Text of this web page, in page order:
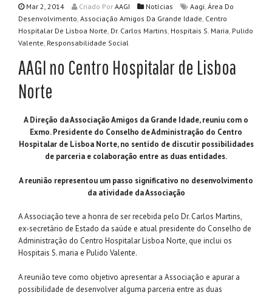
Mar 2, 2014 Criado Por AAGI Notícias Aagi, Área Do
Desenvolvimento, Associação Amigos Da Grande Idade, Centro
Hospitalar De Lisboa Norte, Dr. Carlos Martins, Hospitais S. Maria, Pulido
Valente, Responsabilidade Social
AAGI no Centro Hospitalar de Lisboa
Norte
A Direção da Associação Amigos da Grande Idade, reuniu com o
Exmo. Presidente do Conselho de Administração do Centro
Hospitalar de Lisboa Norte, no sentido de discutir possibilidades
de parceria e colaboração entre as duas entidades.
A reunião representou um passo significativo no desenvolvimento
da atividade da Associação
A Associação teve a honra de ser recebida pelo Dr. Carlos Martins,
ex-secretário de Estado da saúde e atual presidente do Conselho de
Administração do Centro Hospitalar Lisboa Norte, que inclui os
Hospitais S. maria e Pulido Valente.
A reunião teve como objetivo apresentar a Associação e apurar a
possibilidade de desenvolver alguma parceria entre as duas